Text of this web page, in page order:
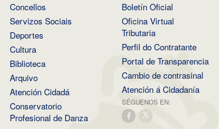
Concellos
Servizos Sociais
Deportes
Cultura
Biblioteca
Arquivo
Atención Cidadá
Conservatorio
Profesional de Danza
Boletín Oficial
Oficina Virtual
Tributaria
Perfil do Contratante
Portal de Transparencia
Cambio de contrasinal
Atención á Cidadanía
SÉGUENOS EN: